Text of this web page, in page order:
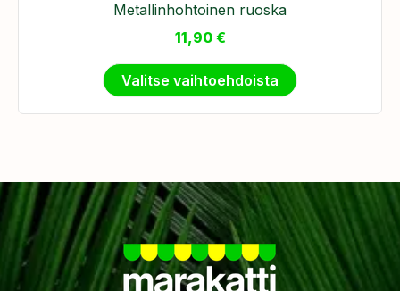
Metallinhohtoinen ruoska
11,90 €
Valitse vaihtoehdoista